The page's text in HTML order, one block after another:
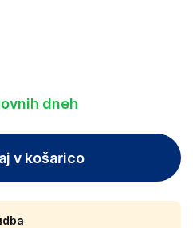
dneh
v košarico